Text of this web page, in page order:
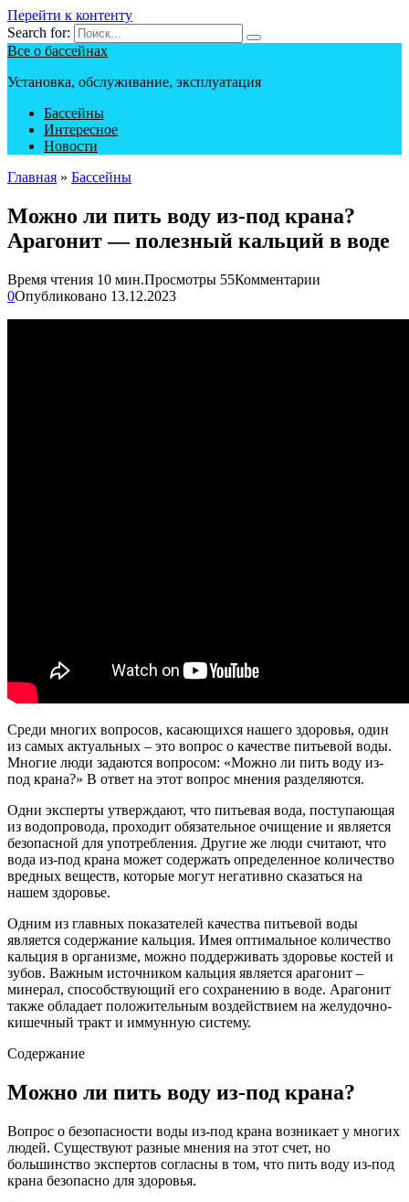
Перейти к контенту
Search for:
Все о бассейнах
Установка, обслуживание, эксплуатация
Бассейны
Интересное
Новости
Главная » Бассейны
Можно ли пить воду из-под крана?
Арагонит — полезный кальций в воде
Время чтения 10 мин.Просмотры 55Комментарии
0Опубликовано 13.12.2023
Среди многих вопросов, касающихся нашего здоровья, один
из самых актуальных – это вопрос о качестве питьевой воды.
Многие люди задаются вопросом: «Можно ли пить воду из-
под крана?» В ответ на этот вопрос мнения разделяются.
Одни эксперты утверждают, что питьевая вода, поступающая
из водопровода, проходит обязательное очищение и является
безопасной для употребления. Другие же люди считают, что
вода из-под крана может содержать определенное количество
вредных веществ, которые могут негативно сказаться на
нашем здоровье.
Одним из главных показателей качества питьевой воды
является содержание кальция. Имея оптимальное количество
кальция в организме, можно поддерживать здоровье костей и
зубов. Важным источником кальция является арагонит –
минерал, способствующий его сохранению в воде. Арагонит
также обладает положительным воздействием на желудочно-
кишечный тракт и иммунную систему.
Содержание
Можно ли пить воду из-под крана?
Вопрос о безопасности воды из-под крана возникает у многих
людей. Существуют разные мнения на этот счет, но
большинство экспертов согласны в том, что пить воду из-под
крана безопасно для здоровья.